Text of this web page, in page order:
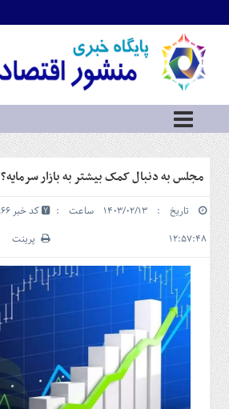
اطلاعات
تماس
ما
درباره
ما
سرویس
ها
بازار
سرمایه
و
بورس
مسکن
و
شهری
گاز
و
پتروشیمی
مجلس به دنبال کمک بیشتر به بازار سرمایه؟
تاریخ : ۱۴۰۳/۰۲/۱۳ ساعت :
۱۲:۵۷:۴۸
کد خبر 966
پرینت